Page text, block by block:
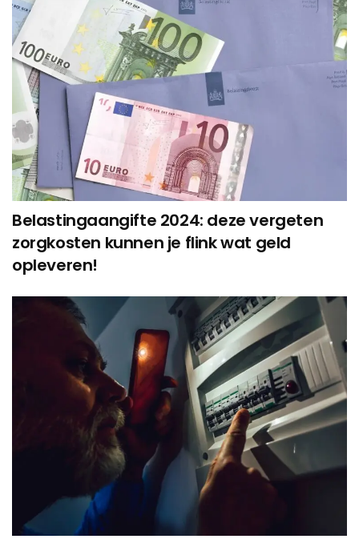
Belastingaangifte 2024: deze vergeten
zorgkosten kunnen je flink wat geld
opleveren!